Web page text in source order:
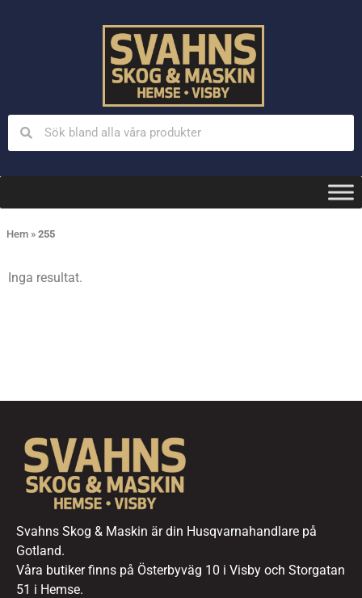
Hem » 255
Inga resultat.
Svahns Skog & Maskin är din Husqvarnahandlare på
Gotland.
Våra butiker finns på Österbyväg 10 i Visby och Storgatan
51 i Hemse.